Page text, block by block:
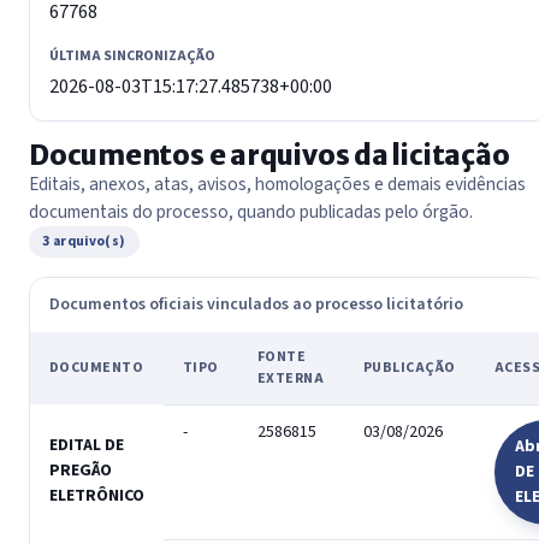
67768
ÚLTIMA SINCRONIZAÇÃO
2026-08-03T15:17:27.485738+00:00
Documentos e arquivos da licitação
Editais, anexos, atas, avisos, homologações e demais evidências
documentais do processo, quando publicadas pelo órgão.
3 arquivo(s)
Documentos oficiais vinculados ao processo licitatório
DOCUMENTO TIPO
FONTE
EXTERNA
PUBLICAÇÃO
EDITAL DE
PREGÃO
ELETRÔNICO
- 2586815 03/08/2026